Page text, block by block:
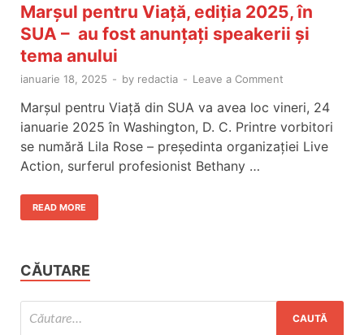
Marșul pentru Viață, ediția 2025, în
SUA – au fost anunțați speakerii și
tema anului
ianuarie 18, 2025 - by redactia - Leave a Comment
Marșul pentru Viață din SUA va avea loc vineri, 24
ianuarie 2025 în Washington, D. C. Printre vorbitori
se numără Lila Rose – președinta organizației Live
Action, surferul profesionist Bethany …
READ MORE
CĂUTARE